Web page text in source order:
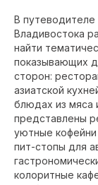
В
Владивостока
найти
показывающих
сторон:
азиатской
блюдах из мяса
представлены
уютные кофейни
пит-стопы для
колоритные